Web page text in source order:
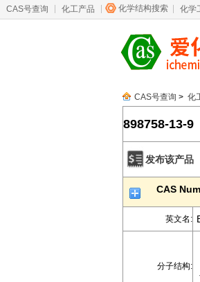
CAS号查询 化工产品 化学结构搜索 化学
CAS号查询 > 化
898758-13-9
发布该产品
CAS
英文名:
分子结构: